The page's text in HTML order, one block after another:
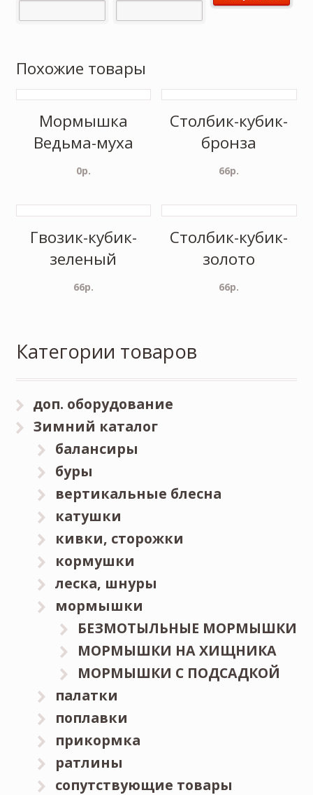
Похожие товары
Мормышка
Ведьма-муха
0р.
Столбик-кубик-
бронза
66р.
Гвозик-кубик-
зеленый
66р.
Столбик-кубик-
золото
66р.
Категории товаров
доп. оборудование
Зимний каталог
балансиры
буры
вертикальные блесна
катушки
кивки, сторожки
кормушки
леска, шнуры
мормышки
БЕЗМОТЫЛЬНЫЕ МОРМЫШКИ
МОРМЫШКИ НА ХИЩНИКА
МОРМЫШКИ С ПОДСАДКОЙ
палатки
поплавки
прикормка
ратлины
сопутствующие товары